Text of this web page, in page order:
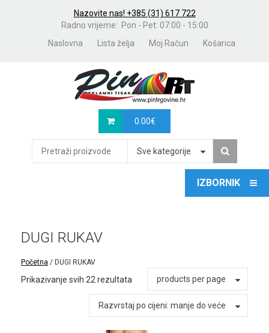
Nazovite nas! +385 (31) 617 722
Radno vrijeme: Pon - Pet: 07:00 - 15:00
Naslovna
Lista želja Moj Račun Košarica
0.00€
Sve kategorije
DUGI RUKAV
Početna / DUGI RUKAV
Prikazivanje svih 22 rezultata products per page
Razvrstaj po cijeni: manje do veće